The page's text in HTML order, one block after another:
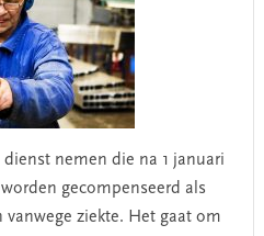
nemen die na 1 januari
gecompenseerd als
ziekte. Het gaat om